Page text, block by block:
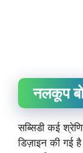
नलकूप
सब्सिडी कई
डिज़ाइन की गई